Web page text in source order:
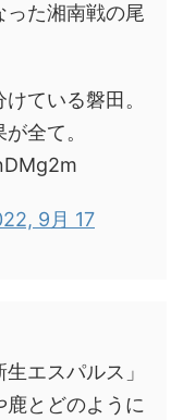
った湘南戦の尾
ている磐田。
全て。
9月 17
エスパルス」
とどのように